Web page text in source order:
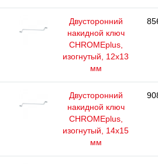
Двусторонний
накидной ключ
CHROMEplus,
изогнутый, 12х13
мм
Двусторонний
накидной ключ
CHROMEplus,
изогнутый, 14х15
мм